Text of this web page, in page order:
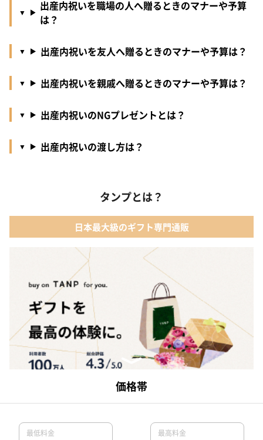
出産内祝いを職場の人へ贈るときのマナーや予算
は？
出産内祝いを友人へ贈るときのマナーや予算は？
出産内祝いを親戚へ贈るときのマナーや予算は？
出産内祝いのNGプレゼントとは？
出産内祝いの渡し方は？
タンプとは？
日本最大級のギフト専門通販
日本最大級のギフト専門通販TANP（タンプ）があなたのギフト選びを総合
的にサポートいたします。専門バイヤーが選りすぐりの商品を揃えている